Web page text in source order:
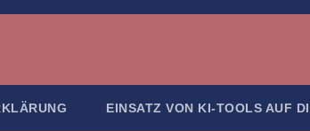
EINSATZ VON KI-TOOLS AUF